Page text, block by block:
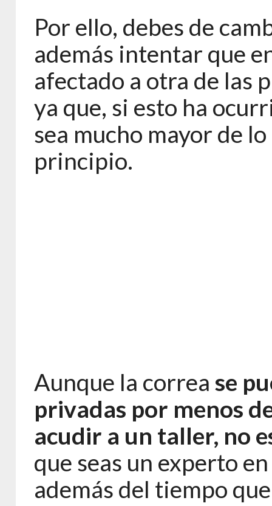
Por ello, debes de
además intentar que
afectado a otra de las
ya que, si esto ha
sea mucho mayor de
principio.
Aunque la correa se
privadas por menos
acudir a un taller, no
que seas un experto
además del tiempo